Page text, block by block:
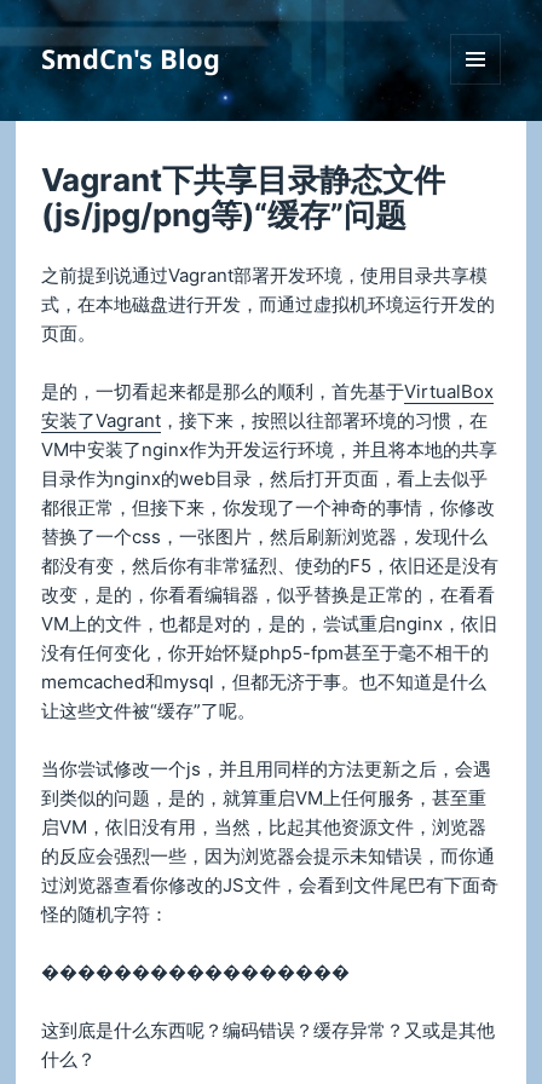
SmdCn's Blog
挂件
Vagrant下共享目录静态文件
(js/jpg/png等)“缓存”问题
之前提到说通过Vagrant部署开发环境，使用目录共享模
式，在本地磁盘进行开发，而通过虚拟机环境运行开发的
页面。
是的，一切看起来都是那么的顺利，首先基于VirtualBox
安装了Vagrant ，接下来，按照以往部署环境的习惯，在
VM中安装了nginx作为开发运行环境，并且将本地的共享
目录作为nginx的web目录，然后打开页面，看上去似乎
都很正常，但接下来，你发现了一个神奇的事情，你修改
替换了一个css，一张图片，然后刷新浏览器，发现什么
都没有变，然后你有非常猛烈、使劲的F5，依旧还是没有
改变，是的，你看看编辑器，似乎替换是正常的，在看看
VM上的文件，也都是对的，是的，尝试重启nginx，依旧
没有任何变化，你开始怀疑php5-fpm甚至于毫不相干的
memcached和mysql，但都无济于事。也不知道是什么
让这些文件被“缓存”了呢。
当你尝试修改一个js，并且用同样的方法更新之后，会遇
到类似的问题，是的，就算重启VM上任何服务，甚至重
启VM，依旧没有用，当然，比起其他资源文件，浏览器
的反应会强烈一些，因为浏览器会提示未知错误，而你通
过浏览器查看你修改的JS文件，会看到文件尾巴有下面奇
怪的随机字符：
�����������������
这到底是什么东西呢？编码错误？缓存异常？又或是其他
什么？